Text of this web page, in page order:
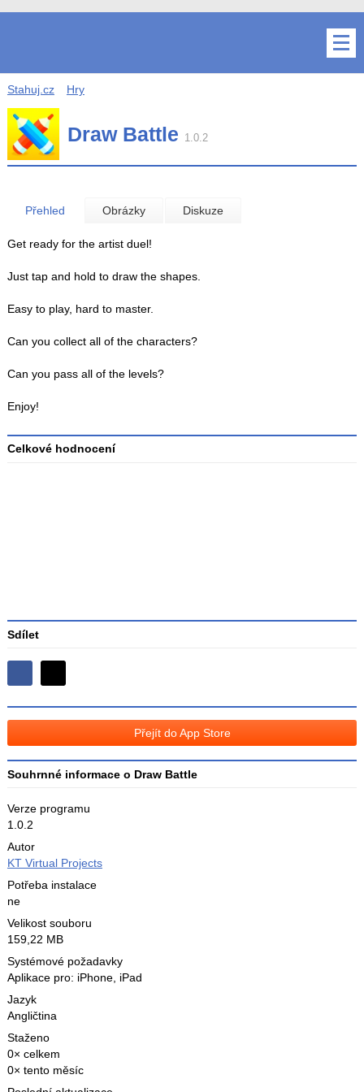
Stahuj.cz Hry
Draw Battle 1.0.2
Přehled Obrázky Diskuze
Get ready for the artist duel!
Just tap and hold to draw the shapes.
Easy to play, hard to master.
Can you collect all of the characters?
Can you pass all of the levels?
Enjoy!
Celkové hodnocení
Sdílet
Sdílejte
na
Facebooku
na
Přejít do App Store
Souhrnné informace o Draw Battle
Verze programu
1.0.2
Autor
KT Virtual Projects
Potřeba instalace
ne
Velikost souboru
159,22 MB
Systémové požadavky
Aplikace pro: iPhone, iPad
Jazyk
Angličtina
Staženo
0× celkem
0× tento měsíc